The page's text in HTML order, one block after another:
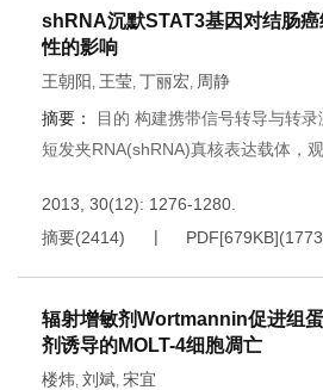
shRNA沉默STAT3基因对结肠
性的影响
王朝阳, 王莹, 丁丽宏, 周静
摘要：
目的 构建携带信号转导与转
短发夹RNA(shRNA)真核表达载体，观
2013, 30(12): 1276-1280.
摘要(2414) PDF[679KB](1773
辐射增敏剂Wortmannin促进组
剂诱导的MOLT-4细胞凋亡
楼炜, 刘斌, 宋宜